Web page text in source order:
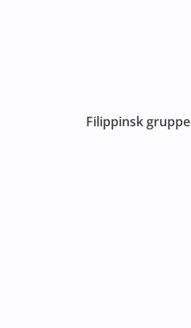
Filippinsk gruppe